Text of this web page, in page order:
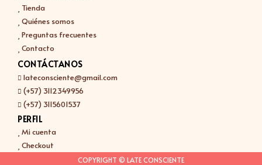
Tienda
Quiénes somos
Preguntas frecuentes
Contacto
CONTÁCTANOS
lateconsciente@gmail.com
(+57) 3112349956
(+57) 3115601537
PERFIL
Mi cuenta
Checkout
COPYRIGHT © LATE CONSCIENTE